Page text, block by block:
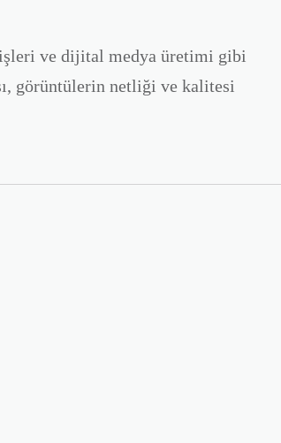
ve dijital medya üretimi gibi
görüntülerin netliği ve kalitesi